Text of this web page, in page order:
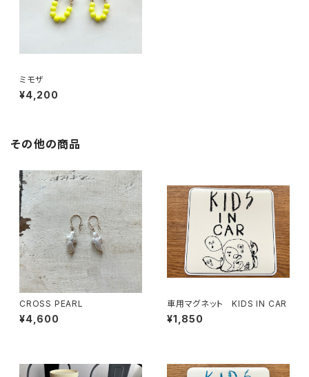
ミモザ
¥4,200
その他の商品
CROSS PEARL
¥4,600
車用マグネット KIDS IN CAR
¥1,850